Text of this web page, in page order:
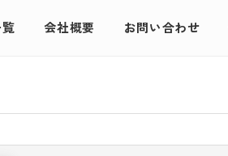
会社概要 お問い合わせ